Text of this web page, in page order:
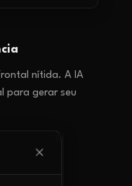
nítida. A IA
para gerar seu